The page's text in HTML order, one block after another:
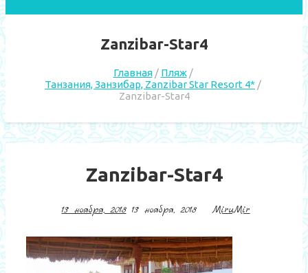
Zanzibar-Star4
Главная
Пляж
Танзания, Занзибар, Zanzibar Star Resort 4*
Zanzibar-Star4
Zanzibar-Star4
13 ноября, 2018 13 ноября, 2018 MiruMir